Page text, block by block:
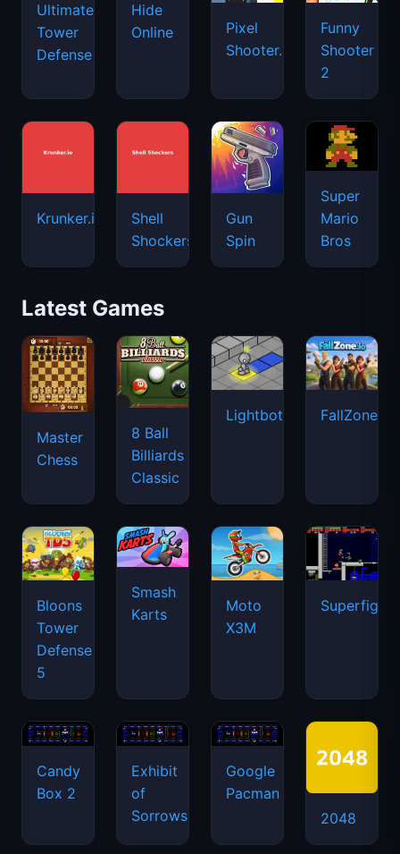
Ultimate
Tower
Defense
Hide
Online
Pixel
Shooter.IO
Funny
Shooter
2
Krunker.io
Shell
Shockers
Gun
Spin
Super
Mario
Bros
Latest Games
Master
Chess
8 Ball
Billiards
Classic
Lightbot FallZone.io
Bloons
Tower
Defense
5
Smash
Karts
Moto
X3M
Candy
Box 2
Exhibit
of
Sorrows
Google
Pacman
2048